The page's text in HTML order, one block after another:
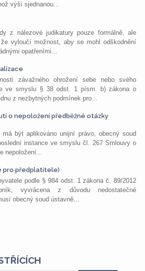
výší sjednanou...
z nálezové judikatury pouze formálně, ale
vyloučí možnost, aby se mohl odškodnění
opatřeními...
závažného ohrožení sebe nebo svého
ve smyslu § 38 odst. 1 písm. b) zákona o
z nezbytných podmínek pro...
o nepoložení předběžné otázky
být aplikováno unijní právo, obecný soud
instance ve smyslu čl. 267 Smlouvy o
nepoložení...
pro předplatitele)
podle § 984 odst. 1 zákona č. 89/2012
vyvrácena z důvodu nedostatečné
obecný soud ústavně...